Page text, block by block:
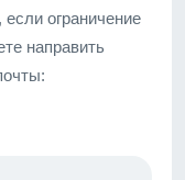
ограничение
направить